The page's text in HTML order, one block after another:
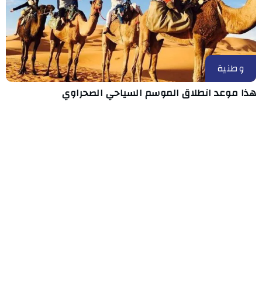
وطنية
هذا موعد انطلاق الموسم السياحي الصحراوي